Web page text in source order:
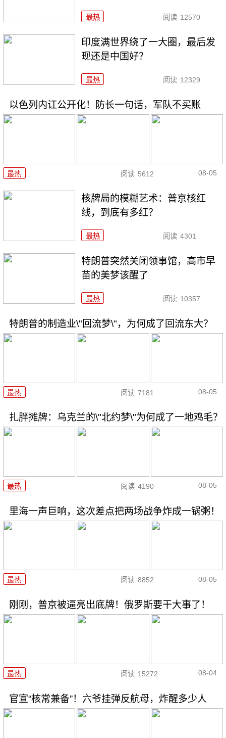
最热 阅读 12570
印度满世界绕了一大圈，最后发
现还是中国好？
最热 阅读 12329
以色列内讧公开化！防长一句话，军队不买账
最热 阅读 5612 08-05
核牌局的模糊艺术：普京核红
线，到底有多红？
最热 阅读 4301
特朗普突然关闭领事馆，高市早
苗的美梦该醒了
最热 阅读 10357
特朗普的制造业\"回流梦\"，为何成了回流东大？
最热 阅读 7181 08-05
扎胖摊牌：乌克兰的\"北约梦\"为何成了一地鸡毛？
最热 阅读 4190 08-05
里海一声巨响，这次差点把两场战争炸成一锅粥！
最热 阅读 8852 08-05
刚刚，普京被逼亮出底牌！俄罗斯要干大事了！
最热 阅读 15272 08-04
官宣“核常兼备”！六爷挂弹反航母，炸醒多少人